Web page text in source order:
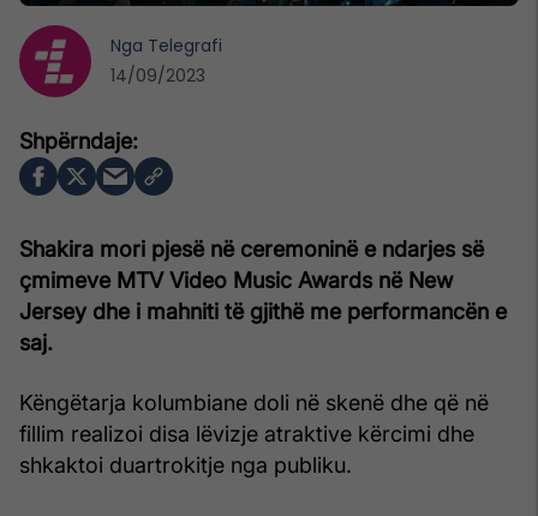
Shakira mori pjesë në ceremoninë e ndarjes së
çmimeve MTV Video Music Awards në New
Jersey dhe i mahniti të gjithë me performancën e
saj.
Këngëtarja kolumbiane doli në skenë dhe që në
fillim realizoi disa lëvizje atraktive kërcimi dhe
shkaktoi duartrokitje nga publiku.
Nga Telegrafi
14/09/2023